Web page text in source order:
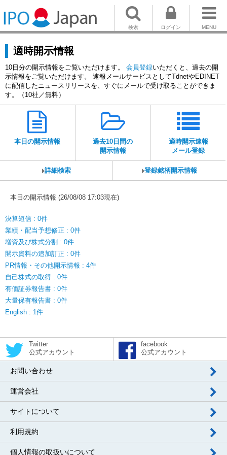
MENU
ログイン
検索
適時開示情報
10日分の開示情報をご覧いただけます。 会員登録いただくと、過去の開
示情報をご覧いただけます。 速報メールサービスとしてTdnetやEDINET
に配信したニュースリリースを、すぐにメールで受け取ることができま
す。（10社／無料）
本日の開示情報
過去10日間の
開示情報
適時開示速報
メール登録
詳細検索 登録銘柄開示情報
本日の開示情報 (26/08/08 17:03現在)
決算短信 : 0件
業績・配当予想修正 : 0件
増資及び株式分割 : 0件
開示資料の追加訂正 : 0件
PR情報・その他開示情報 : 4件
自己株式の取得 : 0件
有価証券報告書 : 0件
大量保有報告書 : 0件
English : 1件
Twitter
公式アカウント
facebook
公式アカウント
お問い合わせ
運営会社
サイトについて
利用規約
個人情報の取扱いについて